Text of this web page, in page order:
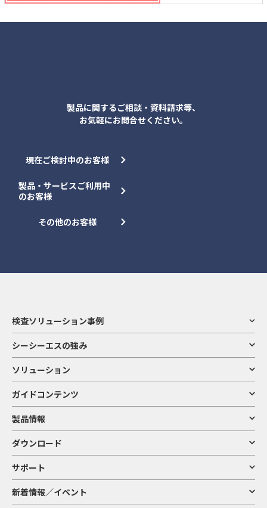
製品に関するご相談・資料請求等、
お気軽にお問合せください。
現在ご検討中のお客様
製品・サービスご利用中
のお客様
その他のお客様
検査ソリューション事例
シーシーエスの強み
ソリューション
ガイドコンテンツ
製品情報
ダウンロード
サポート
新着情報／イベント